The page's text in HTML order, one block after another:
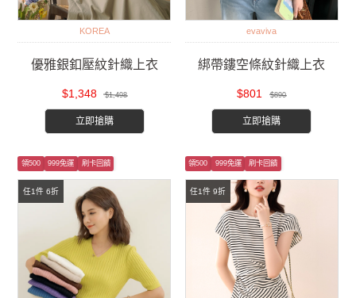
KOREA
優雅銀釦壓紋針織上衣
$1,348 $1,498
立即搶購
evaviva
綁帶鏤空條紋針織上衣
$801 $890
立即搶購
任1件 6折
領500 999免運 刷卡回饋
任1件 9折
領500 999免運 刷卡回饋